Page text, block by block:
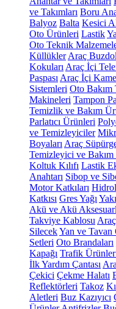
ve Takımları Boru
Balyoz Balta Kesici
Oto Ürünleri Lastik
Oto Teknik
Küllükler Araç
Kokuları Araç İçi
Paspası Araç İçi
Sistemleri Oto
Makineleri Tampon
Temizlik ve Bakım
Parlatıcı Ürünleri
ve Temizleyiciler
Boyaları Araç
Temizleyici ve
Koltuk Kılıfı Lastik
Anahtarı Sibop ve
Motor Katkıları
Katkısı Gres Yağı
Akü ve Akü
Takviye Kablosu
SilecekYan ve Tavan
Setleri Oto Brandaları
Kapağı Trafik
İlk Yardım Çantası
Çekici Çekme Halatı
Reflektörleri Takoz
Aletleri Buz Kazıyıcı